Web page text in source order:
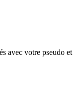
avec votre pseudo et